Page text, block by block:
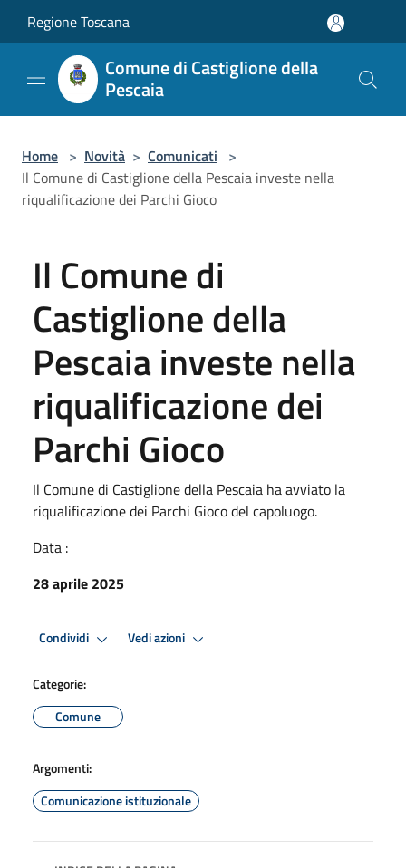
Regione Toscana
Comune di Castiglione della
Pescaia
Home > Novità > Comunicati >
Il Comune di Castiglione della Pescaia investe nella
riqualificazione dei Parchi Gioco
Il Comune di
Castiglione della
Pescaia investe nella
riqualificazione dei
Parchi Gioco
Il Comune di Castiglione della Pescaia ha avviato la
riqualificazione dei Parchi Gioco del capoluogo.
Data :
28 aprile 2025
Condividi Vedi azioni
Categorie:
Comune
Argomenti:
Comunicazione istituzionale